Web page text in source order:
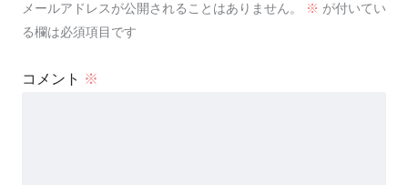
メールアドレスが公開されることはありません。 ※ が付いてい
る欄は必須項目です
コメント ※